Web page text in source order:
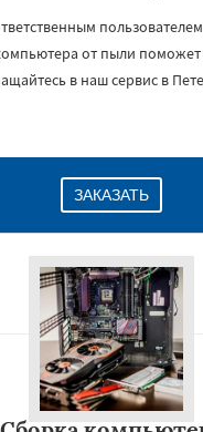
от пыли поможет
в наш сервис в
ЗАКАЗАТЬ